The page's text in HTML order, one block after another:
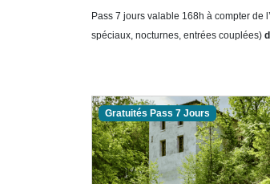
Pass 7 jours valable 168h à compter de
spéciaux, nocturnes, entrées couplées)
Gratuités Pass 7 Jours